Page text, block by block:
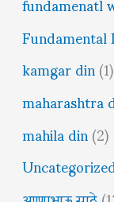
kamgar din(1)
maharashtra
mahila din(2)